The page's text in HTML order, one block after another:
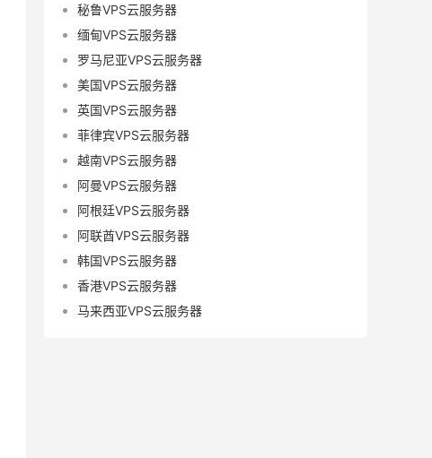
秘鲁VPS云服务器
缅甸VPS云服务器
罗马尼亚VPS云服务器
美国VPS云服务器
英国VPS云服务器
菲律宾VPS云服务器
越南VPS云服务器
阿曼VPS云服务器
阿根廷VPS云服务器
阿联酋VPS云服务器
韩国VPS云服务器
香港VPS云服务器
马来西亚VPS云服务器